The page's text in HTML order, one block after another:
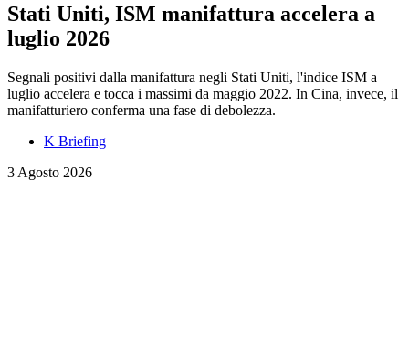
Stati Uniti, ISM manifattura accelera a
luglio 2026
Segnali positivi dalla manifattura negli Stati Uniti, l'indice ISM a
luglio accelera e tocca i massimi da maggio 2022. In Cina, invece, il
manifatturiero conferma una fase di debolezza.
K Briefing
3 Agosto 2026